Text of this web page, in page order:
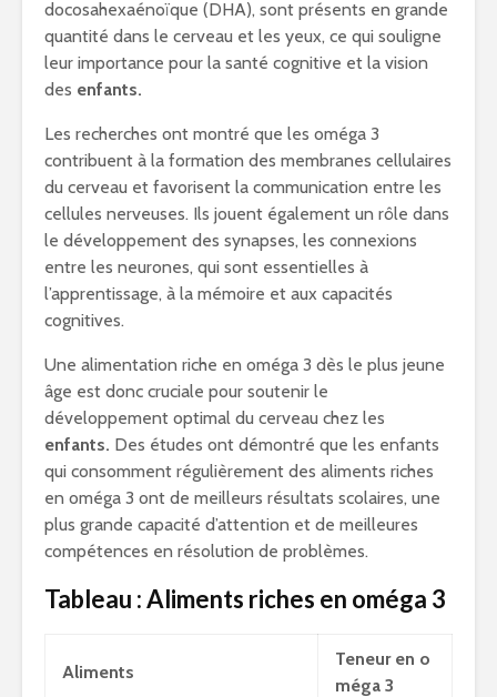
docosahexaénoïque (DHA), sont présents en grande
quantité dans le cerveau et les yeux, ce qui souligne
leur importance pour la santé cognitive et la vision
des enfants.
Les recherches ont montré que les oméga 3
contribuent à la formation des membranes cellulaires
du cerveau et favorisent la communication entre les
cellules nerveuses. Ils jouent également un rôle dans
le développement des synapses, les connexions
entre les neurones, qui sont essentielles à
l’apprentissage, à la mémoire et aux capacités
cognitives.
Une alimentation riche en oméga 3 dès le plus jeune
âge est donc cruciale pour soutenir le
développement optimal du cerveau chez les
enfants. Des études ont démontré que les enfants
qui consomment régulièrement des aliments riches
en oméga 3 ont de meilleurs résultats scolaires, une
plus grande capacité d’attention et de meilleures
compétences en résolution de problèmes.
Tableau : Aliments riches en oméga 3
Aliments
Teneur en o
méga 3